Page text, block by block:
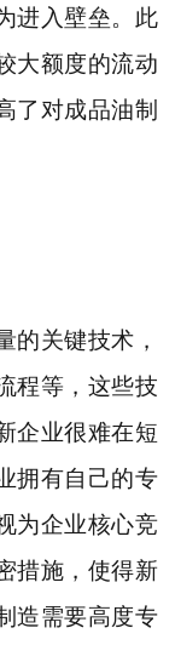
进入壁垒。此
大额度的流动
了对成品油制
的关键技术，
程等，这些技
企业很难在短
拥有自己的专
为企业核心竞
措施，使得新
造需要高度专